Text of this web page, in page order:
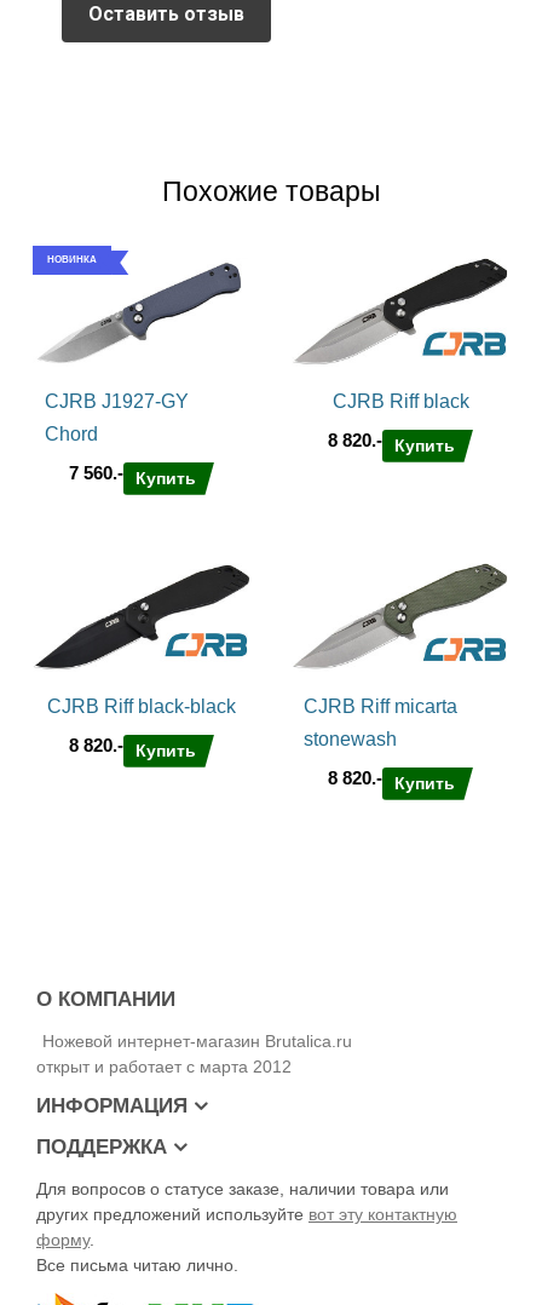
Оставить отзыв
Похожие товары
НОВИНКА
CJRB J1927-GY
Chord
7 560.-
Купить
CJRB Riff black
8 820.-
Купить
CJRB Riff black-black
8 820.-
Купить
CJRB Riff micarta
stonewash
8 820.-
Купить
О КОМПАНИИ
Ножевой интернет-магазин Brutalica.ru
открыт и работает с марта 2012
ИНФОРМАЦИЯ
ПОДДЕРЖКА
Для вопросов о статусе заказе, наличии товара или
других предложений используйте вот эту контактную
форму.
Все письма читаю лично.